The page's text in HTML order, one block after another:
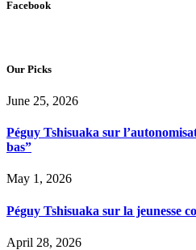
Facebook
Our Picks
June 25, 2026
Péguy Tshisuaka sur
bas”
May 1, 2026
Péguy Tshisuaka sur la jeunesse
April 28, 2026